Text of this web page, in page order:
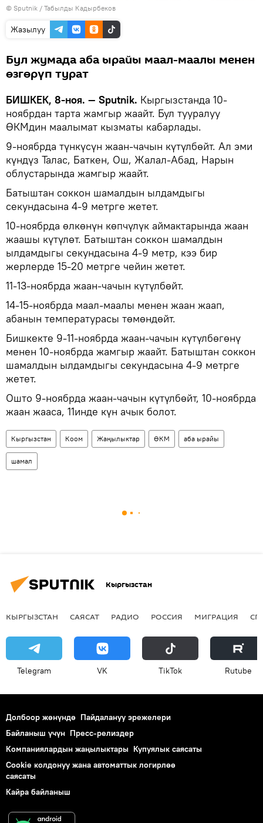
© Sputnik / Табылды Кадырбеков
Жазылуу
Бул жумада аба ырайы маал-маалы менен
өзгөрүп турат
БИШКЕК, 8-ноя. — Sputnik. Кыргызстанда 10-
ноябрдан тарта жамгыр жаайт. Бул тууралуу
ӨКМдин маалымат кызматы кабарлады.
9-ноябрда түнкүсүн жаан-чачын күтүлбөйт. Ал эми
күндүз Талас, Баткен, Ош, Жалал-Абад, Нарын
облустарында жамгыр жаайт.
Батыштан соккон шамалдын ылдамдыгы
секундасына 4-9 метрге жетет.
10-ноябрда өлкөнүн көпчүлүк аймактарында жаан
жаашы күтүлөт. Батыштан соккон шамалдын
ылдамдыгы секундасына 4-9 метр, кээ бир
жерлерде 15-20 метрге чейин жетет.
11-13-ноябрда жаан-чачын күтүлбөйт.
14-15-ноябрда маал-маалы менен жаан жаап,
абанын температурасы төмөндөйт.
Бишкекте 9-11-ноябрда жаан-чачын күтүлбөгөнү
менен 10-ноябрда жамгыр жаайт. Батыштан соккон
шамалдын ылдамдыгы секундасына 4-9 метрге
жетет.
Ошто 9-ноябрда жаан-чачын күтүлбөйт, 10-ноябрда
жаан жааса, 11инде күн ачык болот.
Кыргызстан Коом Жаңылыктар ӨКМ аба ырайы
шамал
Кыргызстан
КЫРГЫЗСТАН САЯСАТ РАДИО РОССИЯ МИГРАЦИЯ
Telegram VK ТikТоk Rutube
Долбоор жөнүндө Пайдалануу эрежелери
Байланыш үчүн Пресс-релиздер
Компаниялардын жаңылыктары Купуялык саясаты
Cookie колдонуу жана автоматтык логирлөө
саясаты
Кайра байланыш